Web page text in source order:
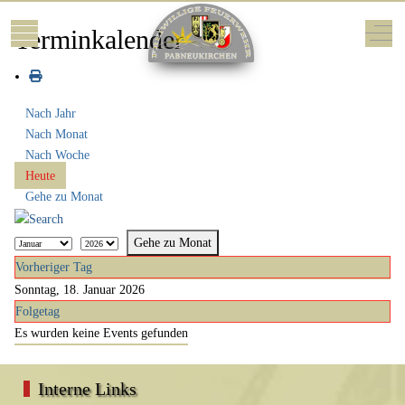
Mobile Menu Toggle Off-
Terminkalender
Nach Jahr
Nach Monat
Nach Woche
Heute
Gehe zu Monat
Gehe zu Monat
Vorheriger Tag
Sonntag, 18. Januar 2026
Folgetag
Es wurden keine Events gefunden
Interne Links